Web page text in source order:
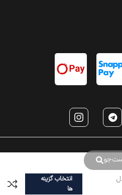
انتخاب گزینه
ها